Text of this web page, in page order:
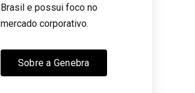
Brasil e possui foco no
mercado corporativo.
Sobre a Genebra